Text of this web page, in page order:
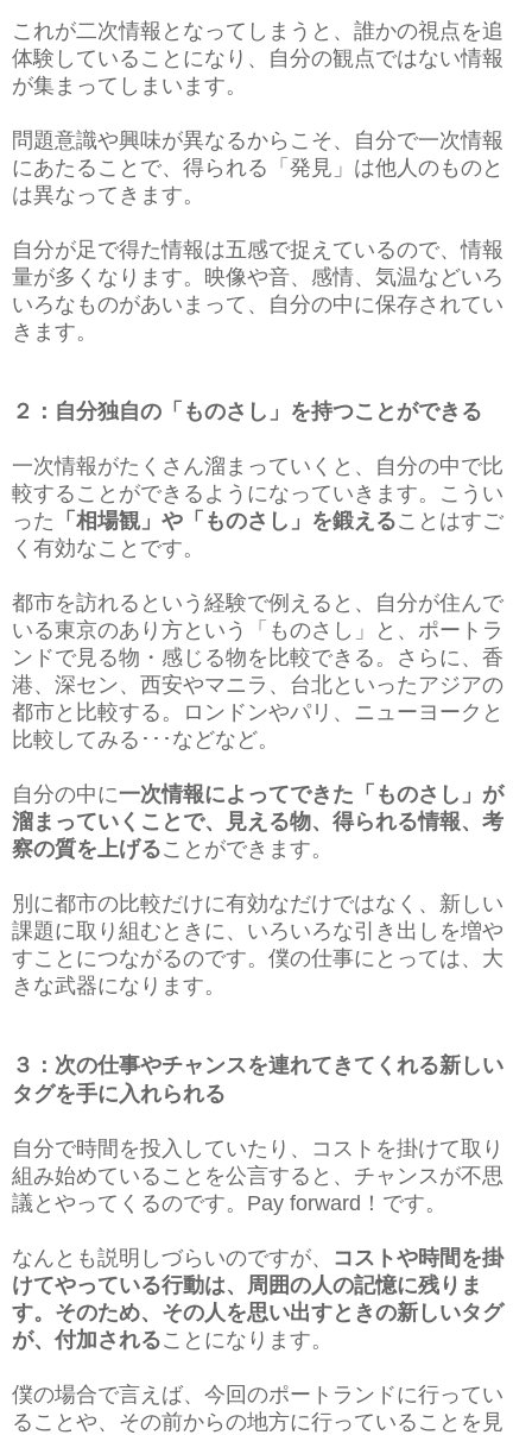
これが二次情報となってしまうと、誰かの視点を追
体験していることになり、自分の観点ではない情報
が集まってしまいます。
問題意識や興味が異なるからこそ、自分で一次情報
にあたることで、得られる「発見」は他人のものと
は異なってきます。
自分が足で得た情報は五感で捉えているので、情報
量が多くなります。映像や音、感情、気温などいろ
いろなものがあいまって、自分の中に保存されてい
きます。
２：自分独自の「ものさし」を持つことができる
一次情報がたくさん溜まっていくと、自分の中で比
較することができるようになっていきます。こうい
った 「相場観」や「ものさし」を鍛えることはすご
く有効なことです。
都市を訪れるという経験で例えると、自分が住んで
いる東京のあり方という「ものさし」と、ポートラ
ンドで見る物・感じる物を比較できる。さらに、香
港、深セン、西安やマニラ、台北といったアジアの
都市と比較する。ロンドンやパリ、ニューヨークと
比較してみる･･･などなど。
自分の中に一次情報によってできた「ものさし」が
溜まっていくことで、見える物、得られる情報、考
察の質を上げることができます。
別に都市の比較だけに有効なだけではなく、新しい
課題に取り組むときに、いろいろな引き出しを増や
すことにつながるのです。僕の仕事にとっては、大
きな武器になります。
３：次の仕事やチャンスを連れてきてくれる新しい
タグを手に入れられる
自分で時間を投入していたり、コストを掛けて取り
組み始めていることを公言すると、チャンスが不思
議とやってくるのです。Pay forward！です。
なんとも説明しづらいのですが、 コストや時間を掛
けてやっている行動は、周囲の人の記憶に残りま
す。そのため、その人を思い出すときの新しいタグ
が、付加されることになります。
僕の場合で言えば、今回のポートランドに行ってい
ることや、その前からの地方に行っていることを見